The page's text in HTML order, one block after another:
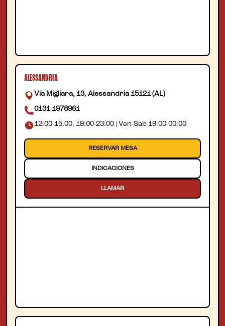
ALESSANDRIA
Via Migliara, 13, Alessandria 15121 (AL)
0131 1978961
12:00-15:00, 19:00-23:00 | Ven-Sab 19:00-00:00
RESERVAR MESA
INDICACIONES
LLAMAR